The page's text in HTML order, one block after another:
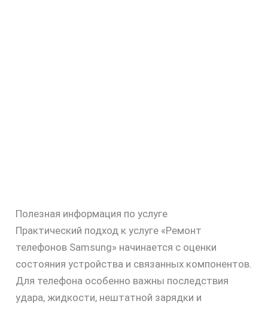
Полезная информация по услуге
Практический подход к услуге «Ремонт
телефонов Samsung» начинается с оценки
состояния устройства и связанных компонентов.
Для телефона особенно важны последствия
удара, жидкости, нештатной зарядки и